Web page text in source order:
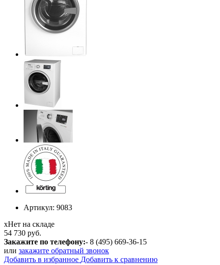
Артикул: 9083
хНет на складе
54 730 руб.
Закажите по телефону:- 8 (495) 669-36-15
или закажите обратный звонок
Добавить в избранное Добавить к сравнению